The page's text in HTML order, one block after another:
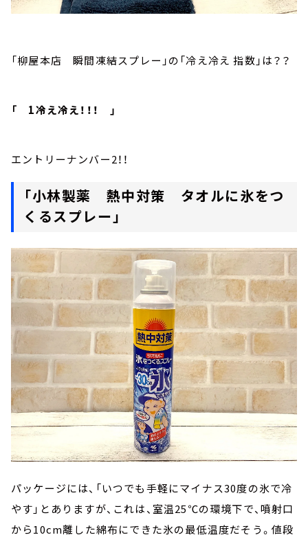
「柳屋本店 瞬間凍結スプレー」の「冷え冷え 指数」は？？
「 1冷え冷え！！！ 」
エントリーナンバー2！！
「小林製薬 熱中対策 タオルに氷をつ
くるスプレー」
パッケージには、「いつでも手軽にマイナス30度の氷で冷
やす」とありますが、これは、室温25℃の環境下で、噴射口
から10cm離した綿布にできた氷の最低温度だそう。値段